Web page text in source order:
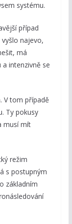
systému.
případ
najevo,
má
intenzivně se
V tom případě
Ty pokusy
musí mít
režim
s postupným
základním